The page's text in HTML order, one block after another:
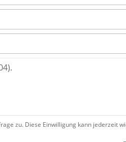
zu. Diese Einwilligung kann jederzeit